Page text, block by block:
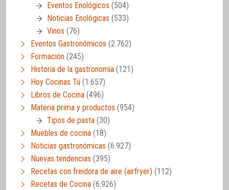
Eventos Enológicos (504)
Noticias Enológicas (533)
Vinos (76)
Eventos Gastronómicos (2.762)
Formación (245)
Historia de la gastronomía (121)
Hoy Cocinas Tú (1.657)
Libros de Cocina (496)
Materia prima y productos (954)
Tipos de pasta (30)
Muebles de cocina (18)
Noticias gastronómicas (6.927)
Nuevas tendencias (395)
Recetas con freidora de aire (airfryer) (112)
Recetas de Cocina (6.926)